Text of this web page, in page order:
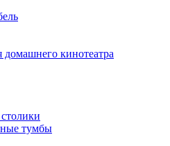
домашнего кинотеатра
тумбы